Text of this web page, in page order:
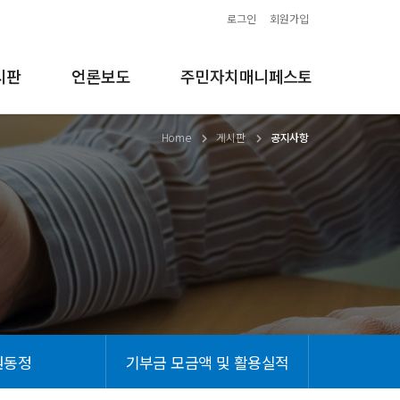
로그인 회원가입
판 언론보도 주민자치매니페스토
Home 게시판 공지사항
정 기부금 모금액 및 활용실적